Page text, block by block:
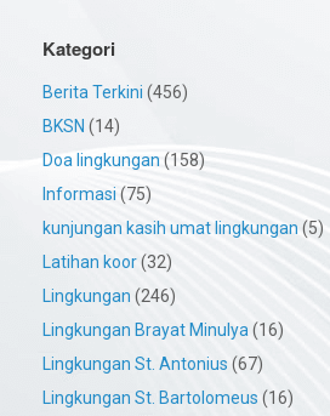
Kategori
Berita Terkini (456)
BKSN (14)
Doa lingkungan (158)
Informasi(75)
kunjungan kasih umat lingkungan (5)
Latihan koor(32)
Lingkungan (246)
Lingkungan Brayat Minulya (16)
Lingkungan St. Antonius (67)
Lingkungan St. Bartolomeus (16)